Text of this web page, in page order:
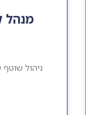
מנהל
ניהול